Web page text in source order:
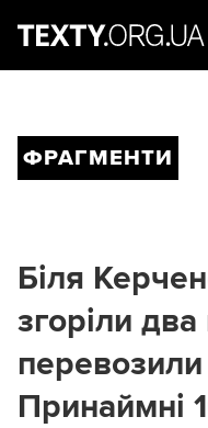
ФРАГМЕНТИ
Біля
згоріли
Принаймні